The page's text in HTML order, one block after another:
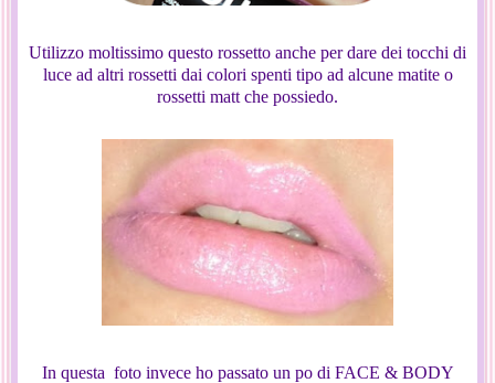
Utilizzo moltissimo questo rossetto anche per dare dei tocchi di
luce ad altri rossetti dai colori spenti tipo ad alcune matite o
rossetti matt che possiedo.
In questa foto invece ho passato un po di FACE & BODY